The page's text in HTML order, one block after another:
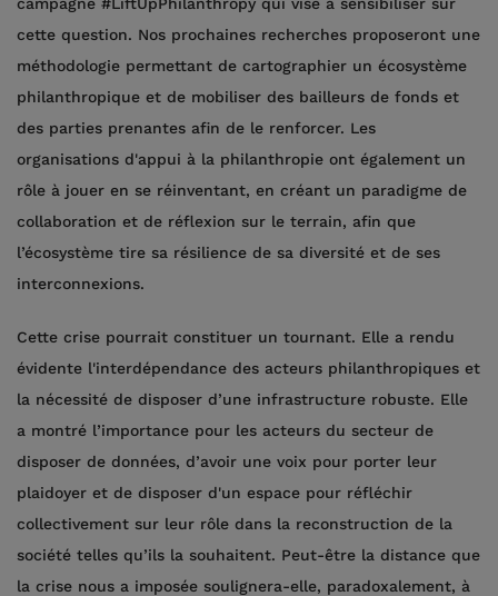
cette question. Nos prochaines recherches proposeront une
méthodologie permettant de cartographier un écosystème
philanthropique et de mobiliser des bailleurs de fonds et
des parties prenantes afin de le renforcer. Les
organisations d'appui à la philanthropie ont également un
rôle à jouer en se réinventant, en créant un paradigme de
collaboration et de réflexion sur le terrain, afin que
l’écosystème tire sa résilience de sa diversité et de ses
interconnexions.
Cette crise pourrait constituer un tournant. Elle a rendu
évidente l'interdépendance des acteurs philanthropiques et
la nécessité de disposer d’une infrastructure robuste. Elle
a montré l’importance pour les acteurs du secteur de
disposer de données, d’avoir une voix pour porter leur
plaidoyer et de disposer d'un espace pour réfléchir
collectivement sur leur rôle dans la reconstruction de la
société telles qu’ils la souhaitent. Peut-être la distance que
la crise nous a imposée soulignera-elle, paradoxalement, à